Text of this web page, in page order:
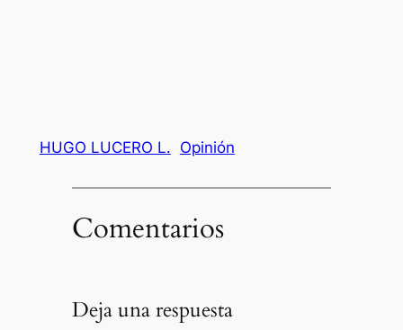
HUGO LUCERO L. Opinión
Comentarios
Deja una respuesta